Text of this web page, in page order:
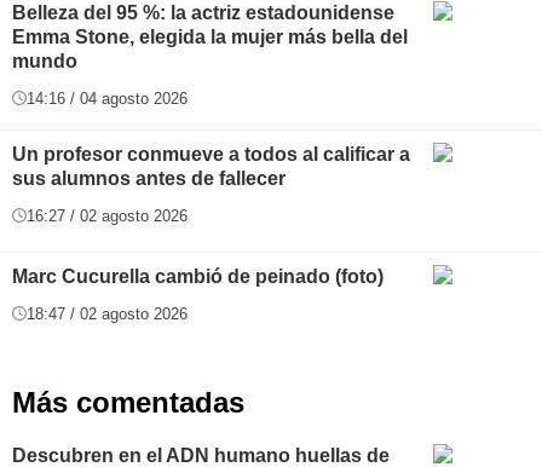
Belleza del 95 %: la actriz estadounidense
Emma Stone, elegida la mujer más bella del
mundo
14:16 / 04 agosto 2026
Un profesor conmueve a todos al calificar a
sus alumnos antes de fallecer
16:27 / 02 agosto 2026
Marc Cucurella cambió de peinado (foto)
18:47 / 02 agosto 2026
Más comentadas
Descubren en el ADN humano huellas de